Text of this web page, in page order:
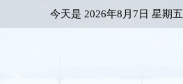
今天是 2026年8月7日 星期五